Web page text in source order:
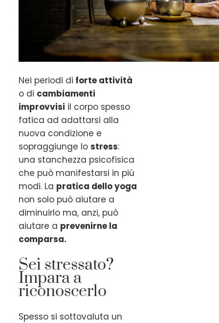
Nei periodi di forte attività
o di cambiamenti
improvvisi il corpo spesso
fatica ad adattarsi alla
nuova condizione e
sopraggiunge lo stress:
una stanchezza psicofisica
che può manifestarsi in più
modi. La pratica dello yoga
non solo può aiutare a
diminuirlo ma, anzi, può
aiutare a prevenirne la
comparsa.
Sei stressato?
Impara a
riconoscerlo
Spesso si sottovaluta un